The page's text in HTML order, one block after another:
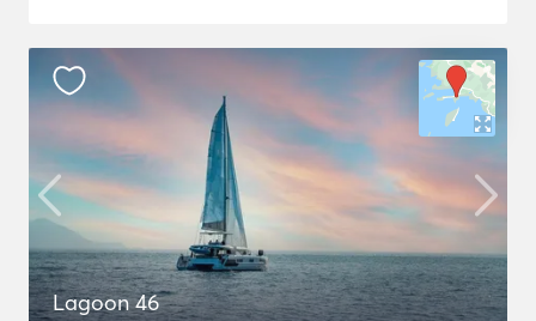
Lagoon 46